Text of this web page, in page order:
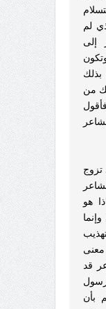
لم
إلى
من
تزوج
هو
قد
بأن